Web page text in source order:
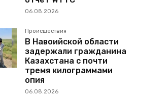
06.08.2026
Происшествия
В Навоийской области
задержали гражданина
Казахстана с почти
тремя килограммами
опия
06.08.2026